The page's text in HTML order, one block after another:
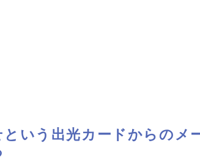
いう出光カードからのメ